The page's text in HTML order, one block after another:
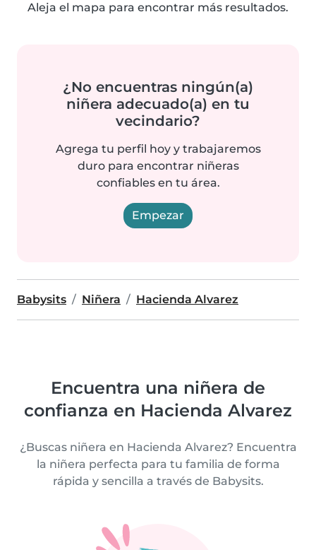
Aleja el mapa para encontrar más resultados.
¿No encuentras ningún(a)
niñera adecuado(a) en tu
vecindario?
Agrega tu perfil hoy y trabajaremos
duro para encontrar niñeras
confiables en tu área.
Empezar
Babysits Niñera Hacienda Alvarez
Encuentra una niñera de
confianza en Hacienda Alvarez
¿Buscas niñera en Hacienda Alvarez? Encuentra
la niñera perfecta para tu familia de forma
rápida y sencilla a través de Babysits.